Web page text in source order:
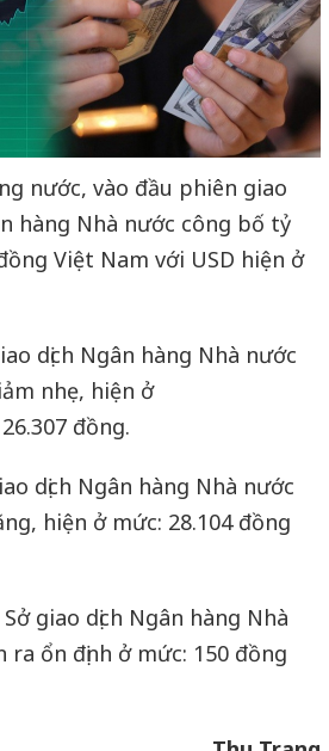
nước, vào đầu phiên giao
hàng Nhà nước công bố tỷ
Việt Nam với USD hiện ở
dịch Ngân hàng Nhà nước
nhẹ, hiện ở
đồng.
dịch Ngân hàng Nhà nước
hiện ở mức: 28.104 đồng
giao dịch Ngân hàng Nhà
ra ổn định ở mức: 150 đồng